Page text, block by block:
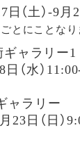
（土）-9月
とにことなり
ャラリー1
日（水）
ャラリー
23日（日）